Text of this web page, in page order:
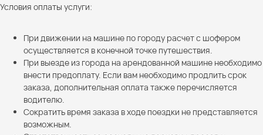
Условия оплаты услуги:
При движении на машине по городу расчет с шофером
осуществляется в конечной точке путешествия.
При выезде из города на арендованной машине необходимо
внести предоплату. Если вам необходимо продлить срок
заказа, дополнительная оплата также перечисляется
водителю.
Сократить время заказа в ходе поездки не представляется
возможным.